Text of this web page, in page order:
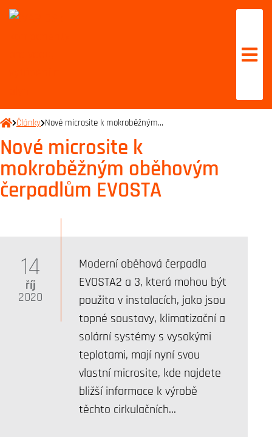
Články Nové microsite k mokroběžným…
Nové microsite k
mokroběžným oběhovým
čerpadlům EVOSTA
14
říj
2020
Moderní oběhová čerpadla
EVOSTA2 a 3, která mohou být
použita v instalacích, jako jsou
topné soustavy, klimatizační a
solární systémy s vysokými
teplotami, mají nyní svou
vlastní microsite, kde najdete
bližší informace k výrobě
těchto cirkulačních…